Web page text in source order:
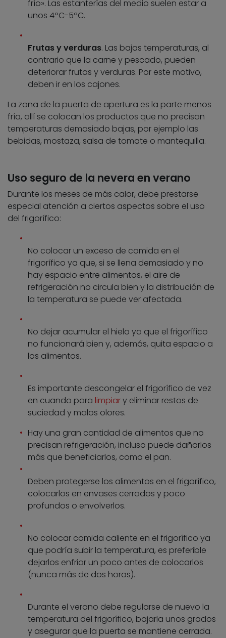
frío». Las estanterías del medio suelen estar a
unos 4ºC-5ºC.
Frutas y verduras. Las bajas temperaturas, al
contrario que la carne y pescado, pueden
deteriorar frutas y verduras. Por este motivo,
deben ir en los cajones.
La zona de la puerta de apertura es la parte menos
fría, allí se colocan los productos que no precisan
temperaturas demasiado bajas, por ejemplo las
bebidas, mostaza, salsa de tomate o mantequilla.
Uso seguro de la nevera en verano
Durante los meses de más calor, debe prestarse
especial atención a ciertos aspectos sobre el uso
del frigorífico:
No colocar un exceso de comida en el
frigorífico ya que, si se llena demasiado y no
hay espacio entre alimentos, el aire de
refrigeración no circula bien y la distribución de
la temperatura se puede ver afectada.
No dejar acumular el hielo ya que el frigorífico
no funcionará bien y, además, quita espacio a
los alimentos.
Es importante descongelar el frigorífico de vez
en cuando para limpiary eliminar restos de
suciedad y malos olores.
Hay una gran cantidad de alimentos que no
precisan refrigeración, incluso puede dañarlos
más que beneficiarlos, como el pan.
Deben protegerse los alimentos en el frigorífico,
colocarlos en envases cerrados y poco
profundos o envolverlos.
No colocar comida caliente en el frigorífico ya
que podría subir la temperatura, es preferible
dejarlos enfriar un poco antes de colocarlos
(nunca más de dos horas).
Durante el verano debe regularse de nuevo la
temperatura del frigorífico, bajarla unos grados
y asegurar que la puerta se mantiene cerrada.